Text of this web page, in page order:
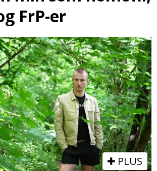
FrP-er
PLUS